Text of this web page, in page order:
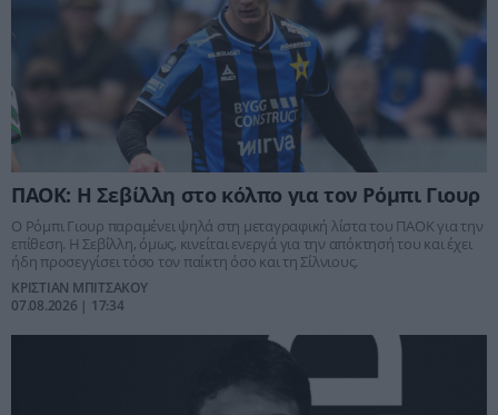
ΠΑΟΚ: Η Σεβίλλη στο κόλπο για τον Ρόμπι Γιουρ
Ο Ρόμπι Γιουρ παραμένει ψηλά στη μεταγραφική λίστα του ΠΑΟΚ για την
επίθεση. Η Σεβίλλη, όμως, κινείται ενεργά για την απόκτησή του και έχει
ήδη προσεγγίσει τόσο τον παίκτη όσο και τη Σίλνιους.
ΚΡΙΣΤΙΑΝ ΜΠΙΤΣΑΚΟΥ
07.08.2026 | 17:34